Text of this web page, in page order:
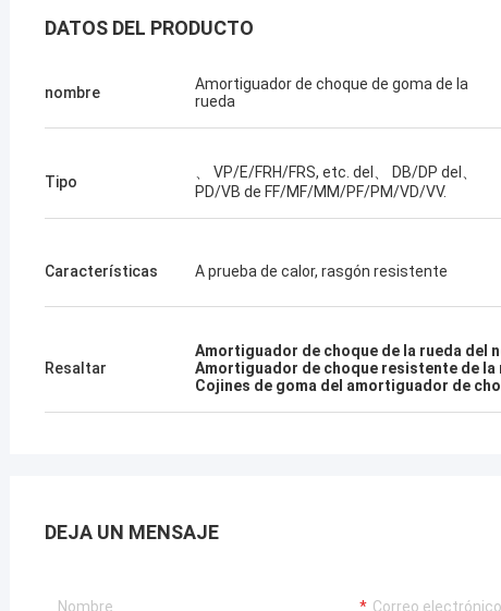
Desde que colaboraron con Hongum en
2020, sus diafragmas de goma de grado
ofrecido un rendimiento de cero
fallas,garantizar el funcionamiento
ininterrumpido de nuestras grúas
DATOS DEL PRODUCTO
nombre
Amortiguador de choque de goma de la
rueda
Tipo
、 VP/E/FRH/FRS, etc. del、 DB/DP del、
PD/VB de FF/MF/MM/PF/PM/VD/VV.
Características A prueba de calor, rasgón resistente
Resaltar
Amortiguador de choque de la rueda del
Amortiguador de choque resistente de la
Cojines de goma del amortiguador de
DEJA UN MENSAJE